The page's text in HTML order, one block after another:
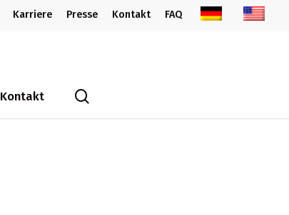
Karriere Presse Kontakt FAQ
Kontakt